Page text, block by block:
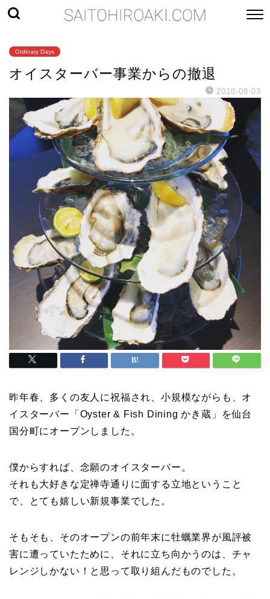
Ordinary Days
オイスターバー事業からの撤退
2018-08-03
昨年春、多くの友人に祝福され、小規模ながらも、オ
イスターバー「Oyster & Fish Dining かき蔵」を仙台
国分町にオープンしました。
僕からすれば、念願のオイスターバー。
それも大好きな定禅寺通りに面する立地ということ
で、とても嬉しい新規事業でした。
そもそも、そのオープンの前年末に牡蠣業界が風評被
害に遭っていたために、それに立ち向かうのは、チャ
レンジしかない！と思って取り組んだものでした。